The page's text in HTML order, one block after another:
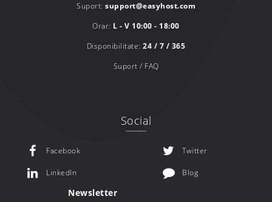
Suport: support@easyhost.com
Orar: L - V 10:00 - 18:00
Disponibilitate:24 / 7 / 365
Suport / FAQ
Social
Facebook Twitter
LinkedIn Blog
Newsletter